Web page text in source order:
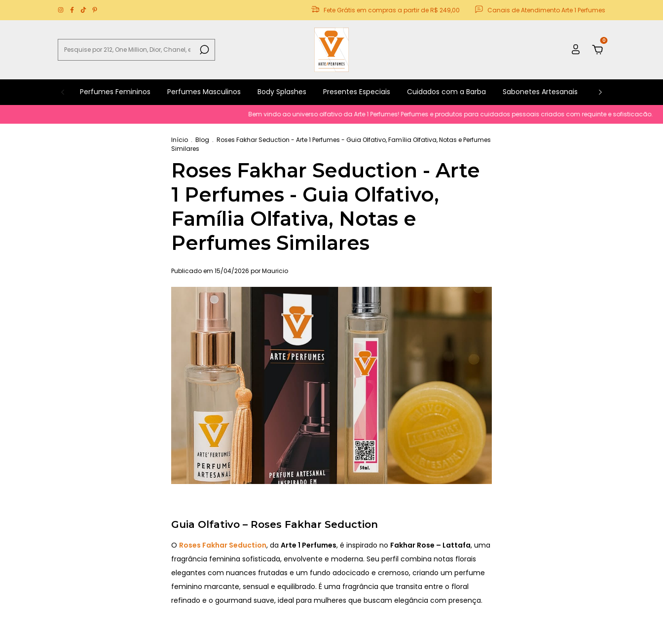
Fete Grátis em compras a partir de R$ 249,00 Canais de Atendimento Arte 1 Perfumes
0
Perfumes Femininos Perfumes Masculinos Body Splashes Presentes Especiais Cuidados com a Barba Sabonetes Artesanais Kits e Promoções
Bem vindo ao universo olfativo da Arte 1 Perfumes! Perfumes e produtos para cuidados pessoais criados com requinte e sofisticacão.
Início . Blog . Roses Fakhar Seduction - Arte 1 Perfumes - Guia Olfativo, Família Olfativa, Notas e Perfumes
Similares
Roses Fakhar Seduction - Arte
1 Perfumes - Guia Olfativo,
Família Olfativa, Notas e
Perfumes Similares
Publicado em 15/04/2026 por Mauricio
Guia Olfativo – Roses Fakhar Seduction
O Roses Fakhar Seduction, da Arte 1 Perfumes, é inspirado no Fakhar Rose – Lattafa, uma
fragrância feminina sofisticada, envolvente e moderna. Seu perfil combina notas florais
elegantes com nuances frutadas e um fundo adocicado e cremoso, criando um perfume
feminino marcante, sensual e equilibrado. É uma fragrância que transita entre o floral
refinado e o gourmand suave, ideal para mulheres que buscam elegância com presença.